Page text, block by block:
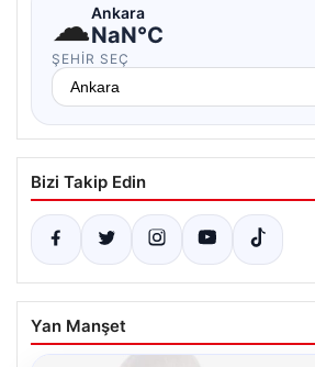
☁Ankara
NaN°C
ŞEHIR SEÇ
Bizi Takip Edin
Yan Manşet